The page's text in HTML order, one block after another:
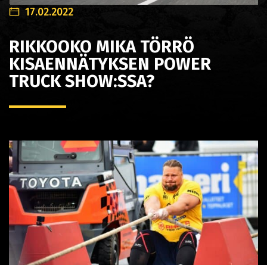
17.02.2022
RIKKOOKO MIKA TÖRRÖ
KISAENNÄTYKSEN POWER
TRUCK SHOW:SSA?